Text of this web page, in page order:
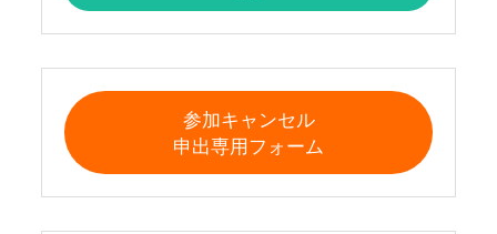
参加キャンセル
申出専用フォーム